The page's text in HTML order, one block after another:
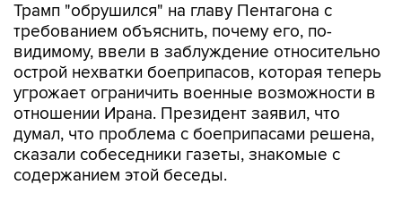
Трамп "обрушился" на главу Пентагона с
требованием объяснить, почему его, по-
видимому, ввели в заблуждение относительно
острой нехватки боеприпасов, которая теперь
угрожает ограничить военные возможности в
отношении Ирана. Президент заявил, что
думал, что проблема с боеприпасами решена,
сказали собеседники газеты, знакомые с
содержанием этой беседы.